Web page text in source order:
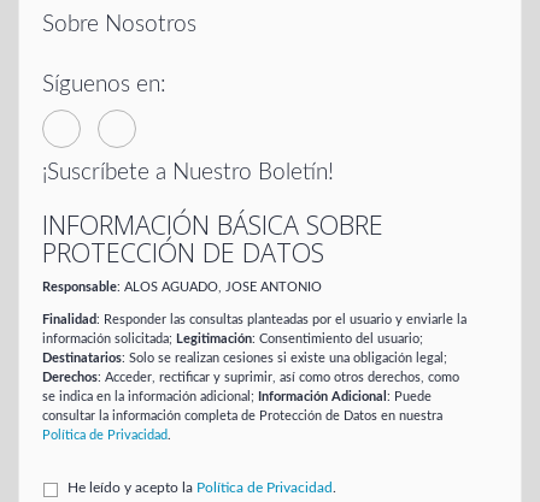
Sobre Nosotros
Síguenos en:
¡Suscríbete a Nuestro Boletín!
INFORMACIÓN BÁSICA SOBRE
PROTECCIÓN DE DATOS
Responsable: ALOS AGUADO, JOSE ANTONIO
Finalidad: Responder las consultas planteadas por el usuario y enviarle la
información solicitada; Legitimación: Consentimiento del usuario;
Destinatarios: Solo se realizan cesiones si existe una obligación legal;
Derechos: Acceder, rectificar y suprimir, así como otros derechos, como
se indica en la información adicional;
Información Adicional : Puede
consultar la información completa de Protección de Datos en nuestra
Política de Privacidad
He leído y acepto la Política de Privacidad.